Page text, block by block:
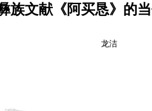
族文献《阿买恳》的
龙洁